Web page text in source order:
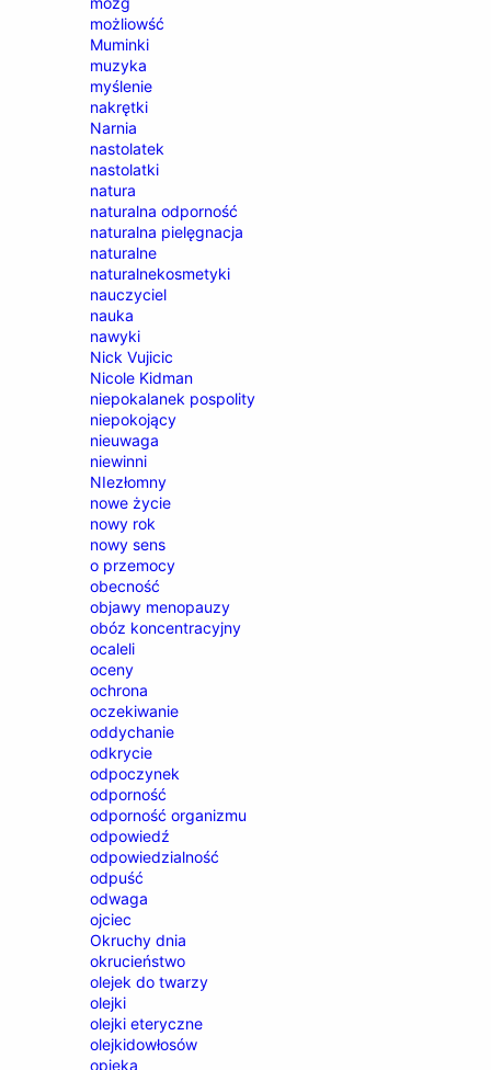
możliowść
Muminki
muzyka
myślenie
nakrętki
Narnia
nastolatek
nastolatki
natura
naturalna odporność
naturalna pielęgnacja
naturalne
naturalnekosmetyki
nauczyciel
nauka
nawyki
Nick Vujicic
Nicole Kidman
niepokalanek pospolity
niepokojący
nieuwaga
niewinni
NIezłomny
nowe życie
nowy rok
nowy sens
o przemocy
obecność
objawy menopauzy
obóz koncentracyjny
ocaleli
oceny
ochrona
oczekiwanie
oddychanie
odkrycie
odpoczynek
odporność
odporność organizmu
odpowiedź
odpowiedzialność
odpuść
odwaga
ojciec
Okruchy dnia
okrucieństwo
olejek do twarzy
olejki
olejki eteryczne
olejkidowłosów
opieka